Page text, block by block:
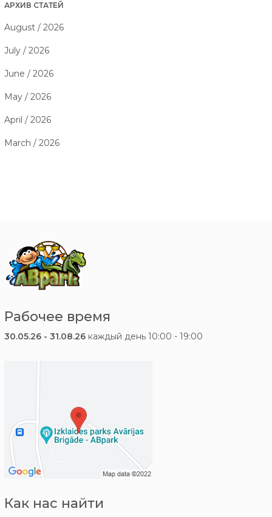
АРХИВ СТАТЕЙ
August / 2026
July / 2026
June / 2026
May / 2026
April / 2026
March / 2026
Рабочее время
30.05.26 - 31.08.26 каждый день 10:00 - 19:00
Как нас найти